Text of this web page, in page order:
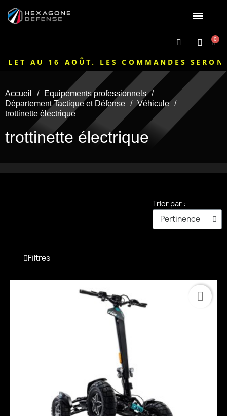
AU 16 AOÛT. LES COMMANDES
Accueil
Equipements professionnels
Département Tactique et Défense
Véhicule
trottinette électrique
trottinette électrique
Trier par :
Filtres